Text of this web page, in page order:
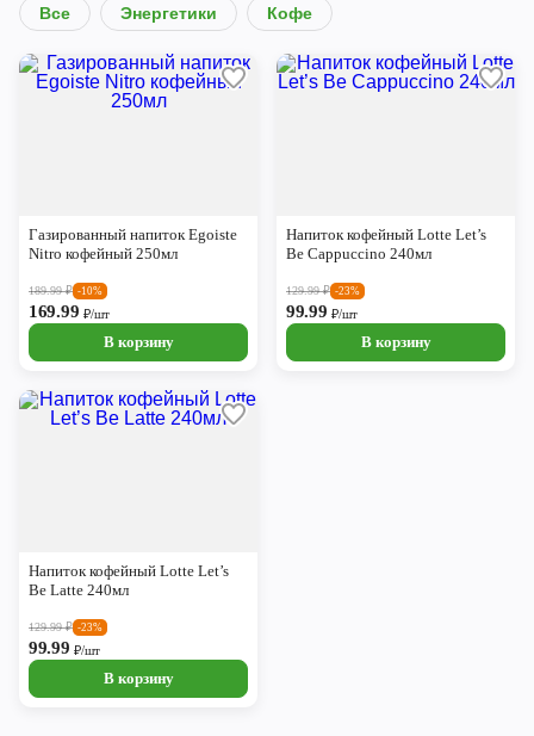
Котлас
Новодвинск
Ярославль
Все Энергетики Кофе
Газированный напиток Egoiste
Nitro кофейный 250мл
189.99₽ -10%
169.99 ₽/шт
В корзину
Напиток кофейный Lotte Let’s
Be Cappuccino 240мл
129.99₽ -23%
99.99₽/шт
В корзину
Напиток кофейный Lotte Let’s
Be Latte 240мл
129.99₽ -23%
99.99₽/шт
В корзину